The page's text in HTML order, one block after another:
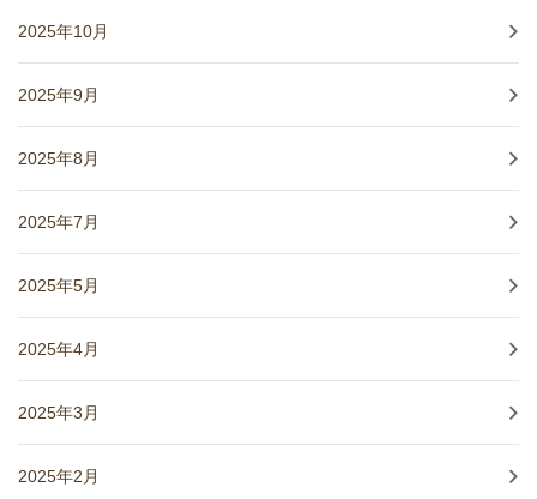
2025年10月
2025年9月
2025年8月
2025年7月
2025年5月
2025年4月
2025年3月
2025年2月